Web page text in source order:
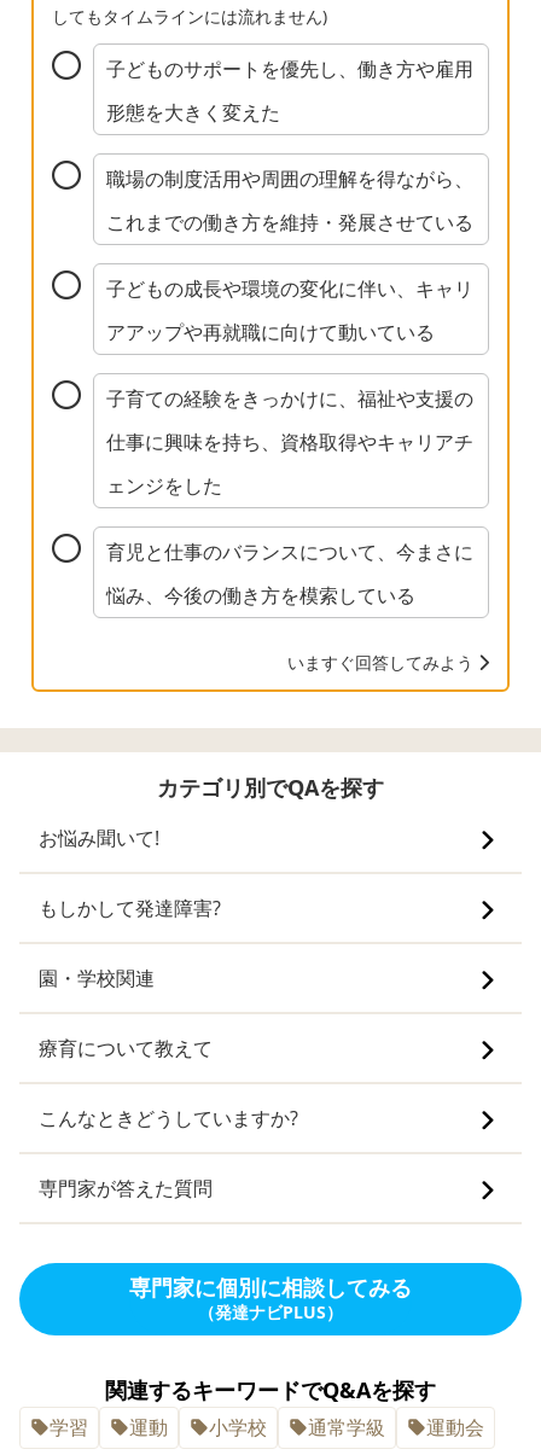
してもタイムラインには流れません)
子どものサポートを優先し、働き方や雇用
形態を大きく変えた
職場の制度活用や周囲の理解を得ながら、
これまでの働き方を維持・発展させている
子どもの成長や環境の変化に伴い、キャリ
アアップや再就職に向けて動いている
子育ての経験をきっかけに、福祉や支援の
仕事に興味を持ち、資格取得やキャリアチ
ェンジをした
育児と仕事のバランスについて、今まさに
悩み、今後の働き方を模索している
いますぐ回答してみよう
カテゴリ別でQAを探す
お悩み聞いて!
もしかして発達障害?
園・学校関連
療育について教えて
こんなときどうしていますか?
専門家が答えた質問
専門家に個別に相談してみる
（発達ナビPLUS）
関連するキーワードでQ&Aを探す
学習 運動 小学校 通常学級 運動会